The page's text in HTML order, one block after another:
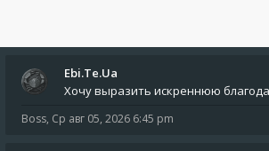
Ebi.Te.Ua
Boss, Ср авг 05, 2026 6:45 pm